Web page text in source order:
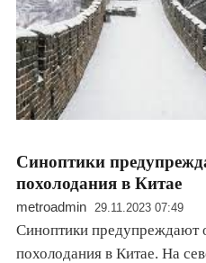
Синоптики
похолодания в Китае
metroadmin 29.11.2023 07:49
Синоптики предупреждают
похолодания в Китае. На